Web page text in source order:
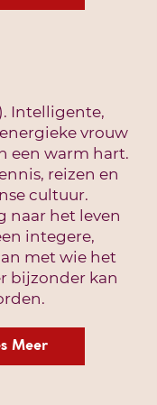
Intelligente,
vrouw
een warm hart.
reizen en
cultuur.
naar het leven
integere,
met wie het
bijzonder kan
Meer